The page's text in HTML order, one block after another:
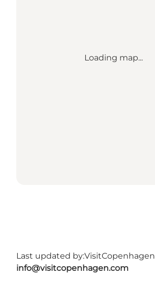
Loading map...
Last updated by:VisitCopenhagen
info@visitcopenhagen.com